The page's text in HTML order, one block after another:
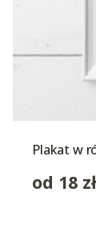
Plakat w
od 18 zł